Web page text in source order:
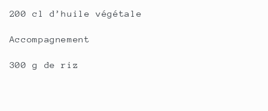
200 cl d’huile végétale
Accompagnement
300 g de riz